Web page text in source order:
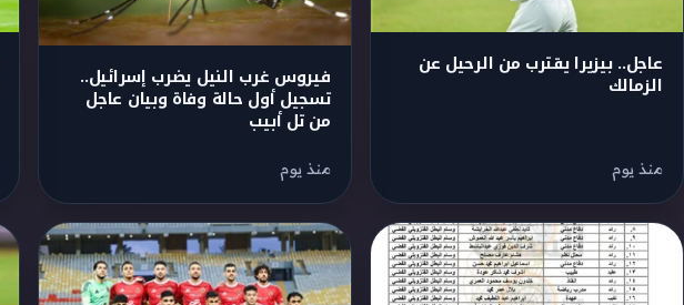
عاجل.. بيزيرا يقترب من الرحيل عن
الزمالك
منذ يوم
فيروس غرب النيل يضرب إسرائيل..
تسجيل أول حالة وفاة وبيان عاجل
من تل أبيب
منذ يوم